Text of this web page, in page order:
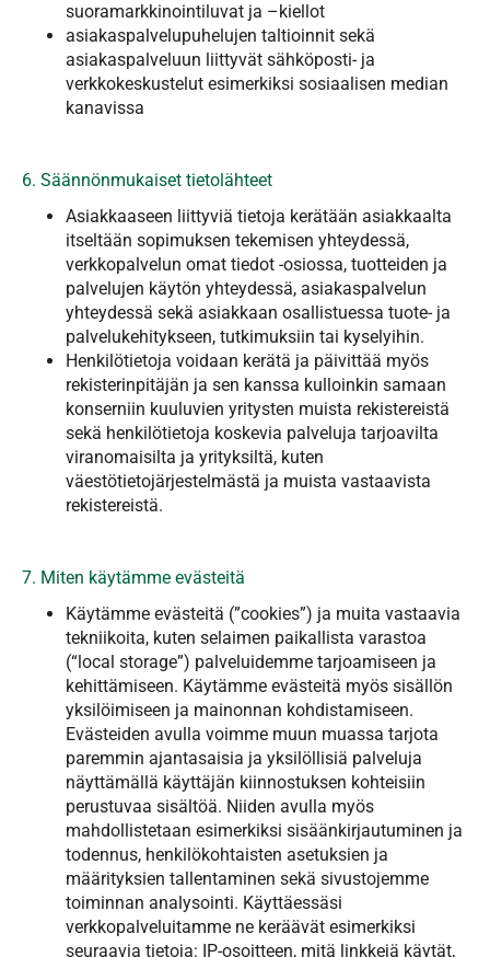
suoramarkkinointiluvat ja –kiellot
asiakaspalvelupuhelujen taltioinnit sekä
asiakaspalveluun liittyvät sähköposti- ja
verkkokeskustelut esimerkiksi sosiaalisen median
kanavissa
6. Säännönmukaiset tietolähteet
Asiakkaaseen liittyviä tietoja kerätään asiakkaalta
itseltään sopimuksen tekemisen yhteydessä,
verkkopalvelun omat tiedot -osiossa, tuotteiden ja
palvelujen käytön yhteydessä, asiakaspalvelun
yhteydessä sekä asiakkaan osallistuessa tuote- ja
palvelukehitykseen, tutkimuksiin tai kyselyihin.
Henkilötietoja voidaan kerätä ja päivittää myös
rekisterinpitäjän ja sen kanssa kulloinkin samaan
konserniin kuuluvien yritysten muista rekistereistä
sekä henkilötietoja koskevia palveluja tarjoavilta
viranomaisilta ja yrityksiltä, kuten
väestötietojärjestelmästä ja muista vastaavista
rekistereistä.
7. Miten käytämme evästeitä
Käytämme evästeitä (”cookies”) ja muita vastaavia
tekniikoita, kuten selaimen paikallista varastoa
(“local storage”) palveluidemme tarjoamiseen ja
kehittämiseen. Käytämme evästeitä myös sisällön
yksilöimiseen ja mainonnan kohdistamiseen.
Evästeiden avulla voimme muun muassa tarjota
paremmin ajantasaisia ja yksilöllisiä palveluja
näyttämällä käyttäjän kiinnostuksen kohteisiin
perustuvaa sisältöä. Niiden avulla myös
mahdollistetaan esimerkiksi sisäänkirjautuminen ja
todennus, henkilökohtaisten asetuksien ja
määrityksien tallentaminen sekä sivustojemme
toiminnan analysointi. Käyttäessäsi
verkkopalveluitamme ne keräävät esimerkiksi
seuraavia tietoja: IP-osoitteen, mitä linkkejä käytät,